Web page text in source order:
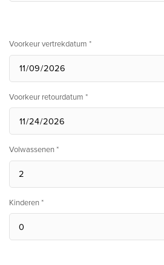
Voorkeur vertrekdatum *
Voorkeur retourdatum *
Volwassenen *
Kinderen *